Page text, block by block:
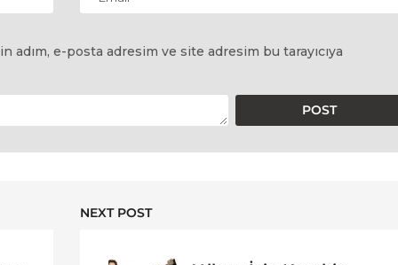
adım, e-posta adresim ve site adresim bu tarayıcıya
NEXT POST